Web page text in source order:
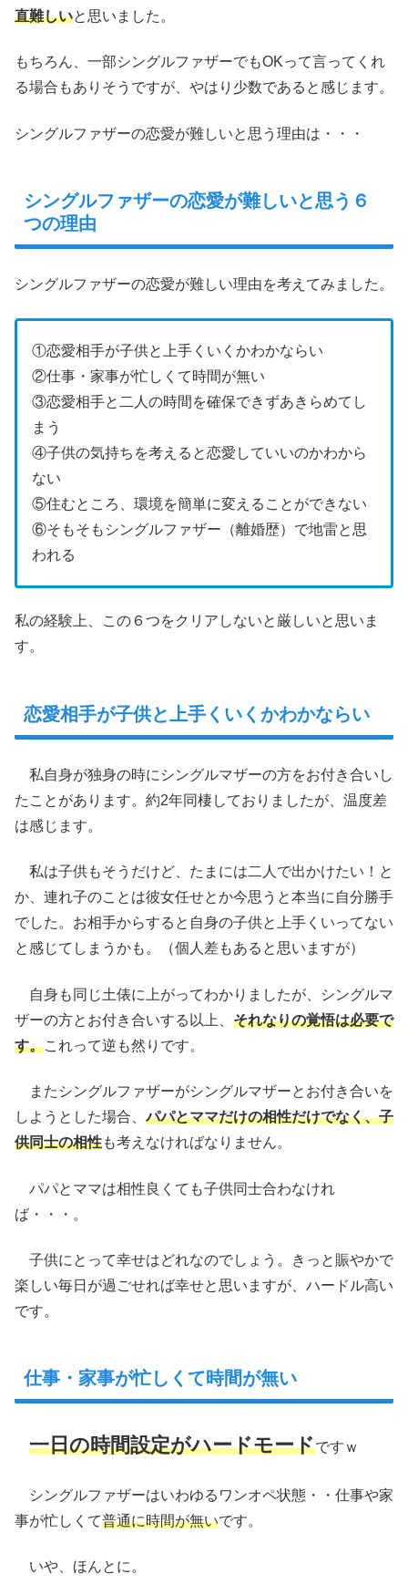
直難しいと思いました。
もちろん、一部シングルファザーでもOKって言ってくれ
る場合もありそうですが、やはり少数であると感じます。
シングルファザーの恋愛が難しいと思う理由は・・・
シングルファザーの恋愛が難しいと思う６
つの理由
シングルファザーの恋愛が難しい理由を考えてみました。
①恋愛相手が子供と上手くいくかわかならい
②仕事・家事が忙しくて時間が無い
③恋愛相手と二人の時間を確保できずあきらめてし
まう
④子供の気持ちを考えると恋愛していいのかわから
ない
⑤住むところ、環境を簡単に変えることができない
⑥そもそもシングルファザー（離婚歴）で地雷と思
われる
私の経験上、この６つをクリアしないと厳しいと思いま
す。
恋愛相手が子供と上手くいくかわかならい
私自身が独身の時にシングルマザーの方をお付き合いし
たことがあります。約2年同棲しておりましたが、温度差
は感じます。
私は子供もそうだけど、たまには二人で出かけたい！と
か、連れ子のことは彼女任せとか今思うと本当に自分勝手
でした。お相手からすると自身の子供と上手くいってない
と感じてしまうかも。（個人差もあると思いますが）
自身も同じ土俵に上がってわかりましたが、シングルマ
ザーの方とお付き合いする以上、 それなりの覚悟は必要で
す。これって逆も然りです。
またシングルファザーがシングルマザーとお付き合いを
しようとした場合、パパとママだけの相性だけでなく、子
供同士の相性も考えなければなりません。
パパとママは相性良くても子供同士合わなけれ
ば・・・。
子供にとって幸せはどれなのでしょう。きっと賑やかで
楽しい毎日が過ごせれば幸せと思いますが、ハードル高い
です。
仕事・家事が忙しくて時間が無い
一日の時間設定がハードモードですｗ
シングルファザーはいわゆるワンオペ状態・・仕事や家
事が忙しくて普通に時間が無いです。
いや、ほんとに。